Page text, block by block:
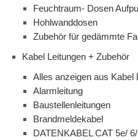
Feuchtraum- Dosen
Hohlwanddosen
Zubehör für gedämmte
Kabel Leitungen + Zubehör
Alles anzeigen aus Kabel
Alarmleitung
Baustellenleitungen
Brandmeldekabel
DATENKABEL CAT 5e/